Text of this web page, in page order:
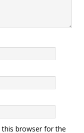
this browser for the